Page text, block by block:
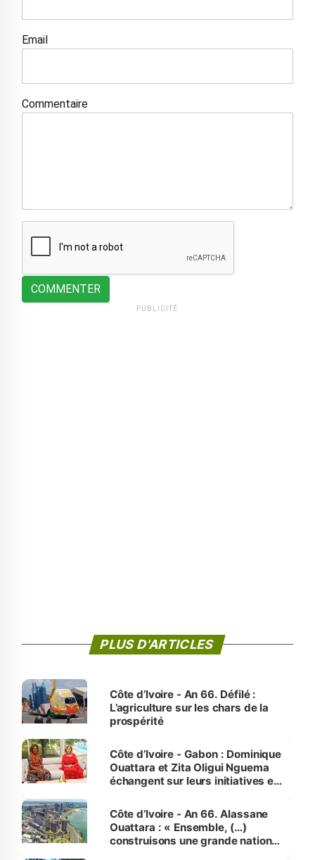
Email
Commentaire
COMMENTER
PUBLICITÉ
PLUS D'ARTICLES
Côte d’Ivoire - An 66. Défilé :
L’agriculture sur les chars de la
prospérité
Côte d’Ivoire - Gabon : Dominique
Ouattara et Zita Oligui Nguema
échangent sur leurs initiatives en
enfants
Côte d’Ivoire - An 66. Alassane
Ouattara : « Ensemble, (…)
construisons une grande nation